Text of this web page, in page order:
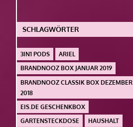
SCHLAGWÖRTER
3IN1 PODS
ARIEL
BRANDNOOZ BOX JANUAR 2019
BRANDNOOZ CLASSIK BOX DEZEMBER
2018
EIS.DE GESCHENKBOX
GARTENSTECKDOSE
HAUSHALT